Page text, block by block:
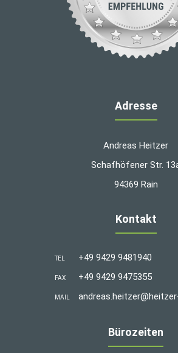
Adresse
Andreas Heitzer
Schafhöfener Str.
94369 Rain
Kontakt
TEL +49 9429 9481940
FAX +49 9429 9475355
MAIL
Bürozeiten